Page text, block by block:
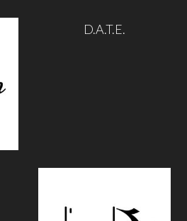
D.A.T.E.